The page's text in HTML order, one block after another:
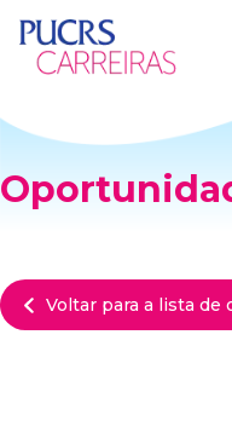
Voltar para a lista de